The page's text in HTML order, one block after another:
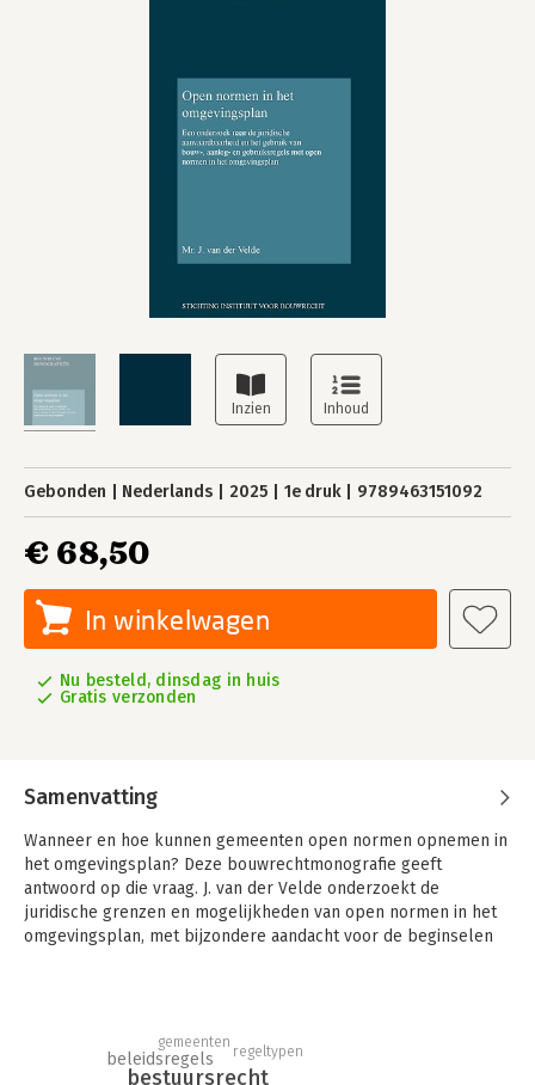
Gebonden Nederlands 2025 1e druk 9789463151092
€ 68,50
In winkelwagen
Nu besteld, dinsdag in huis
Gratis verzonden
Samenvatting
Wanneer en hoe kunnen gemeenten open normen opnemen in
het omgevingsplan? Deze bouwrechtmonografie geeft
antwoord op die vraag. J. van der Velde onderzoekt de
juridische grenzen en ­mogelijkheden van open normen in het
omgevingsplan, met bijzondere aandacht voor de beginselen
normen kunnen spelen binnen de ­verschillende regeltypen
van het omgevingsplan.
bestuursrecht
beleidsregels
gemeenten
regeltypen